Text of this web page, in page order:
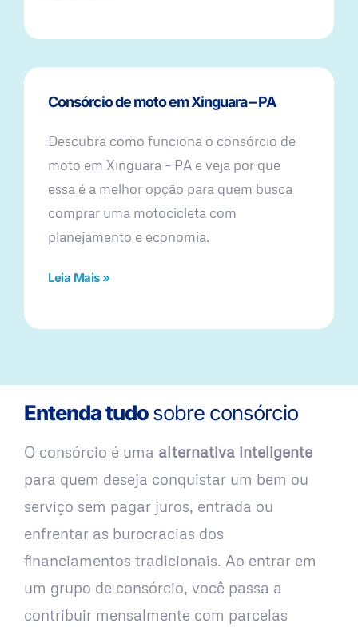
Consórcio de moto em Xinguara – PA
Descubra como funciona o consórcio de
moto em Xinguara – PA e veja por que
essa é a melhor opção para quem busca
comprar uma motocicleta com
planejamento e economia.
Leia Mais »
Entenda tudosobre consórcio
O consórcio é uma alternativa inteligente
para quem deseja conquistar um bem ou
serviço sem pagar juros, entrada ou
enfrentar as burocracias dos
financiamentos tradicionais. Ao entrar em
um grupo de consórcio, você passa a
contribuir mensalmente com parcelas